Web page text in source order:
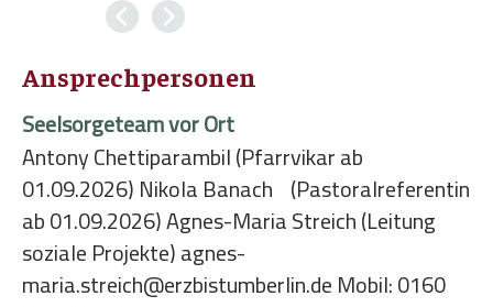
Ansprechpersonen
Seelsorgeteam vor Ort
Antony Chettiparambil (Pfarrvikar ab
01.09.2026) Nikola Banach (Pastoralreferentin
ab 01.09.2026) Agnes-Maria Streich (Leitung
soziale Projekte) agnes-
maria.streich@erzbistumberlin.de Mobil: 0160